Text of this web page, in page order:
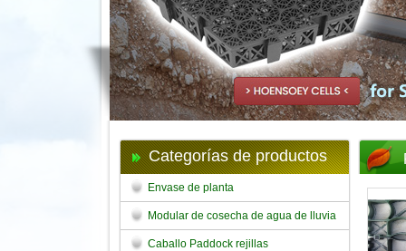
Categorías de productos
Envase de planta
Modular de cosecha de agua de lluvia
Caballo Paddock rejillas